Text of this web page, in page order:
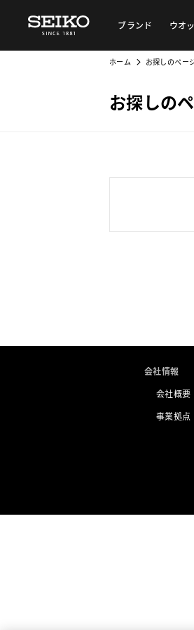
ブランド ウオ
ホーム お探しのペー
お探しの
会社情報
会社概要
事業拠点